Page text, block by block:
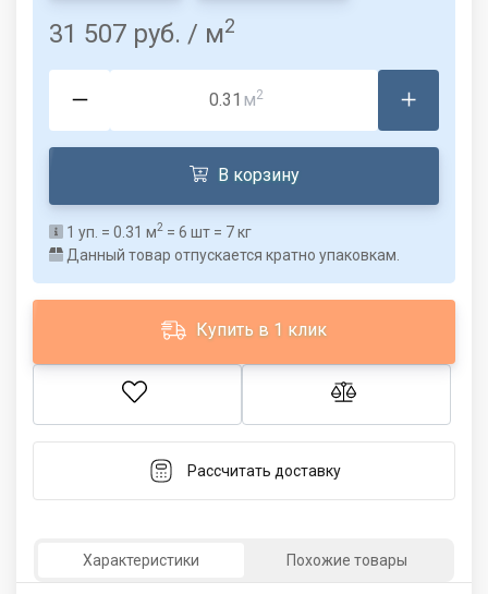
31 507 руб. / м2
м2
В корзину
1 уп. = 0.31 м2 = 6 шт = 7кг
Данный товар отпускается кратно упаковкам.
Купить в 1 клик
Рассчитать доставку
Характеристики Похожие товары